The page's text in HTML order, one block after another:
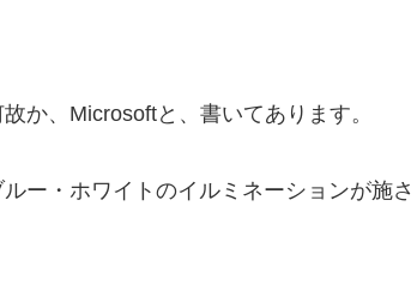
か、Microsoftと、書いてあります。
ー・ホワイトのイルミネーションが施さ